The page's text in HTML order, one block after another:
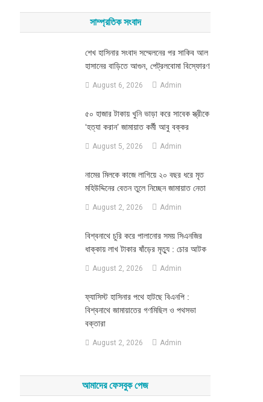
সাম্প্রতিক সংবাদ
শেখ হাসিনার সংবাদ সম্মেলনের পর সাকিব আল
হাসানের বাড়িতে আগুন, পেট্রলবোমা বিস্ফোরণ
August 6, 2026 Admin
৫০ হাজার টাকায় খুনি ভাড়া করে সাবেক স্ত্রীকে
‘হত্যা করান’ জামায়াত কর্মী আবু বক্কর
August 5, 2026 Admin
নামের মিলকে কাজে লাগিয়ে ২০ বছর ধরে মৃত
মহিউদ্দিনের বেতন তুলে নিচ্ছেন জামায়াত নেতা
August 2, 2026 Admin
‎বিশ্বনাথে চুরি করে পালানোর সময় সিএনজির
ধাক্কায় লাখ টাকার ষাঁড়ের মৃত্যু : চোর আটক
August 2, 2026 Admin
‎ফ্যাসিস্ট হাসিনার পথে হাটছে বিএনপি :
বিশ্বনাথে জামায়াতের গণমিছিল ও পথসভা
বক্তারা
August 2, 2026 Admin
আমাদের ফেসবুক পেজ